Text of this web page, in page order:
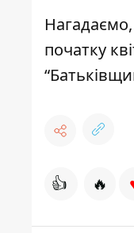
початку
👍 🔥